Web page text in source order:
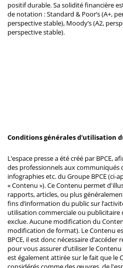
positif durable. Sa solidité financière
de notation : Standard & Poor’s (A+,
perspective stable), Moody’s (A2,
perspective stable).
Conditions générales d'utilisation
L’espace presse a été créé par BPCE,
des professionnels aux communiqués
infographies etc. du Groupe BPCE (ci-
« Contenu »). Ce Contenu permet
rapports, articles, ou plus
fins d’information du public sur
utilisation commerciale ou
exclue. Aucune modification du
modification de format). Le Contenu
BPCE, il est donc nécessaire d’accéder
pour vous assurer d’utiliser le
est également attirée sur le fait que le